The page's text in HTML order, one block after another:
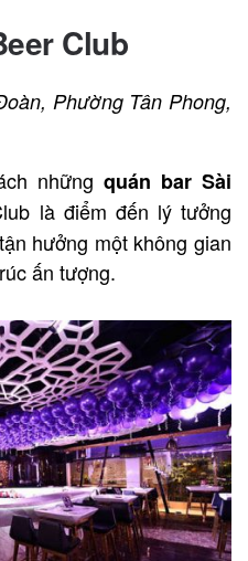
Club
Phường Tân Phong,
những quán bar Sài
là điểm đến lý tưởng
hưởng một không gian
ấn tượng.